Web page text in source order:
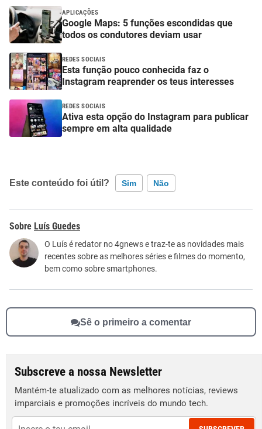
APLICAÇÕES
Google Maps: 5 funções escondidas que
todos os condutores deviam usar
REDES SOCIAIS
Esta função pouco conhecida faz o
Instagram reaprender os teus interesses
REDES SOCIAIS
Ativa esta opção do Instagram para publicar
sempre em alta qualidade
Este conteúdo foi útil? Sim Não
Este conteúdo contém informação incorreta
Este conteúdo não tem a informação que procuro
Outro
Luís Guedes
O Luís é redator no 4gnews e traz-te as novidades mais
recentes sobre as melhores séries e filmes do momento,
bem como sobre smartphones.
Sê o primeiro a comentar
Subscreve a nossa Newsletter
Mantém-te atualizado com as melhores notícias, reviews
imparciais e promoções incríveis do mundo tech.